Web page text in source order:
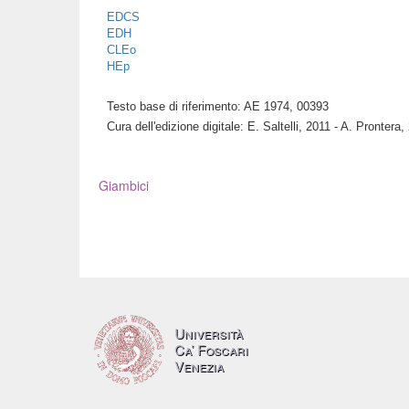
EDCS
EDH
CLEo
HEp
Testo base di riferimento: AE 1974, 00393
Cura dell'edizione digitale: E. Saltelli, 2011 - A. Prontera,
Giambici
Università
Ca’ Foscari
Venezia